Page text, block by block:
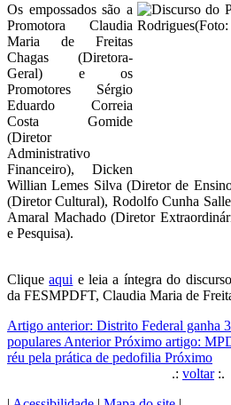
Os empossados são a
Promotora Claudia
Maria de Freitas
Chagas (Diretora-
Geral) e os
Promotores Sérgio
Eduardo Correia
Costa Gomide
(Diretor
Administrativo
Financeiro), Dicken
Willian Lemes Silva (Diretor de
(Diretor Cultural), Rodolfo Cunha
Amaral Machado (Diretor
e Pesquisa).
Cliqueaqui e leia a íntegra do
da FESMPDFT, Claudia Maria de
Artigo anterior: Distrito Federal ganha
populares Anterior Próximo artigo:
réu pela prática de pedofilia Próximo
.: voltar:.